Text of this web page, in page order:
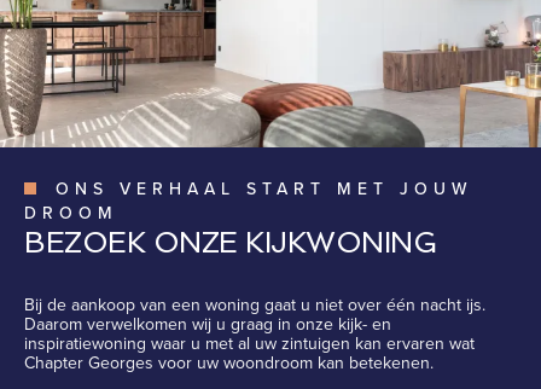
ONS VERHAAL START MET JOUW
DROOM
BEZOEK ONZE KIJKWONING
Bij de aankoop van een woning gaat u niet over één nacht ijs.
Daarom verwelkomen wij u graag in onze kijk- en
inspiratiewoning waar u met al uw zintuigen kan ervaren wat
Chapter Georges voor uw woondroom kan betekenen.